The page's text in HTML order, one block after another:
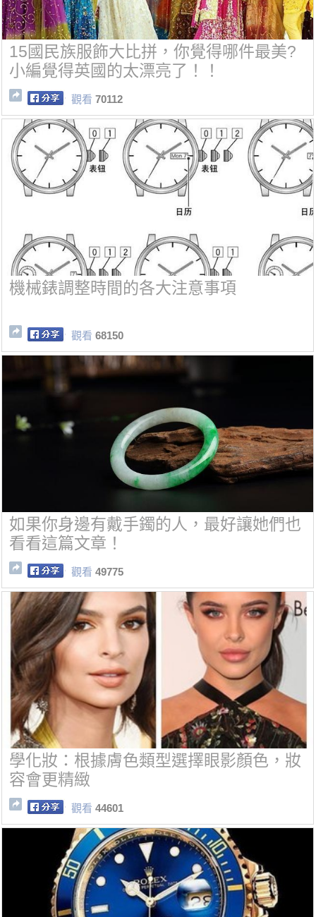
15國民族服飾大比拼，你覺得哪件最美?
小編覺得英國的太漂亮了！！
觀看 70112
機械錶調整時間的各大注意事項
觀看 68150
如果你身邊有戴手鐲的人，最好讓她們也
看看這篇文章！
觀看 49775
學化妝：根據膚色類型選擇眼影顏色，妝
容會更精緻
觀看 44601